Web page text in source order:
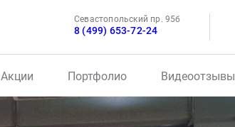
Севастопольский пр. 95б
8 (499) 653-72-24
Акции Портфолио Видеоотзывы